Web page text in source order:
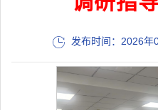
发布时间：2026年